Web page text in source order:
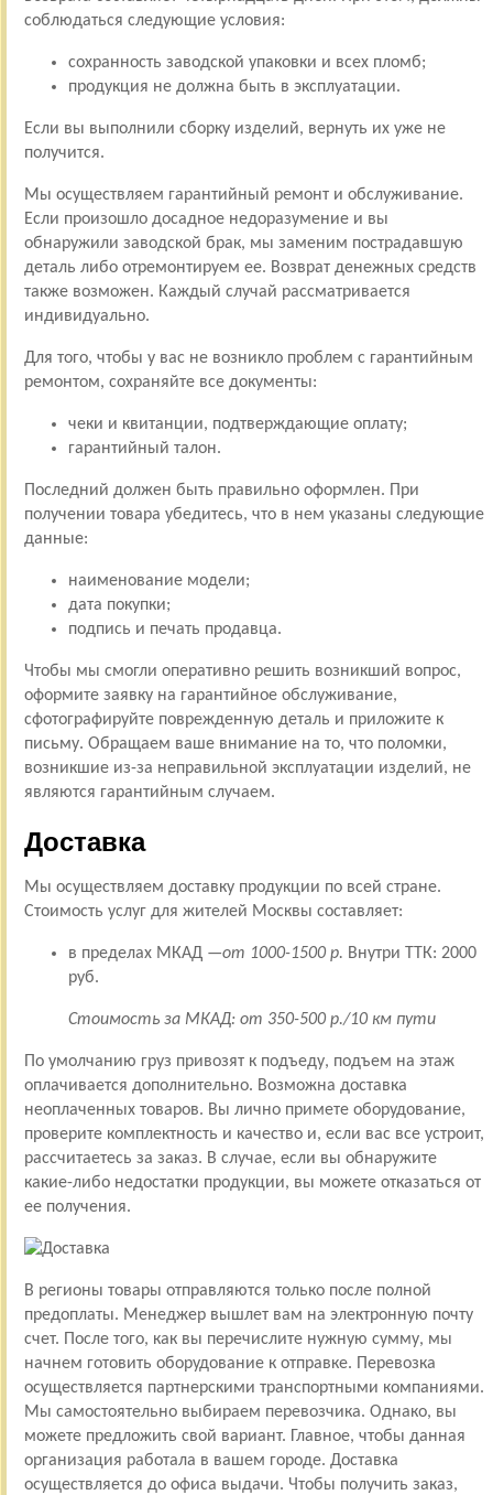
соблюдаться следующие условия:
сохранность заводской упаковки и всех пломб;
продукция не должна быть в эксплуатации.
Если вы выполнили сборку изделий, вернуть их уже не
получится.
Мы осуществляем гарантийный ремонт и обслуживание.
Если произошло досадное недоразумение и вы
обнаружили заводской брак, мы заменим пострадавшую
деталь либо отремонтируем ее. Возврат денежных средств
также возможен. Каждый случай рассматривается
индивидуально.
Для того, чтобы у вас не возникло проблем с гарантийным
ремонтом, сохраняйте все документы:
чеки и квитанции, подтверждающие оплату;
гарантийный талон.
Последний должен быть правильно оформлен. При
получении товара убедитесь, что в нем указаны следующие
данные:
наименование модели;
дата покупки;
подпись и печать продавца.
Чтобы мы смогли оперативно решить возникший вопрос,
оформите заявку на гарантийное обслуживание,
сфотографируйте поврежденную деталь и приложите к
письму. Обращаем ваше внимание на то, что поломки,
возникшие из-за неправильной эксплуатации изделий, не
являются гарантийным случаем.
Доставка
Мы осуществляем доставку продукции по всей стране.
Стоимость услуг для жителей Москвы составляет:
в пределах МКАД —от 1000-1500 р. Внутри ТТК: 2000
руб.
Стоимость за МКАД: от 350-500 р./10 км пути
По умолчанию груз привозят к подъеду, подъем на этаж
оплачивается дополнительно. Возможна доставка
неоплаченных товаров. Вы лично примете оборудование,
проверите комплектность и качество и, если вас все устроит,
рассчитаетесь за заказ. В случае, если вы обнаружите
какие-либо недостатки продукции, вы можете отказаться от
ее получения.
В регионы товары отправляются только после полной
предоплаты. Менеджер вышлет вам на электронную почту
счет. После того, как вы перечислите нужную сумму, мы
начнем готовить оборудование к отправке. Перевозка
осуществляется партнерскими транспортными компаниями.
Мы самостоятельно выбираем перевозчика. Однако, вы
можете предложить свой вариант. Главное, чтобы данная
организация работала в вашем городе. Доставка
осуществляется до офиса выдачи. Чтобы получить заказ,